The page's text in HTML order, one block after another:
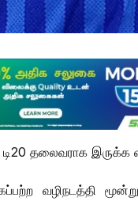
தலைவராக
வழிநடத்தி மூன்று